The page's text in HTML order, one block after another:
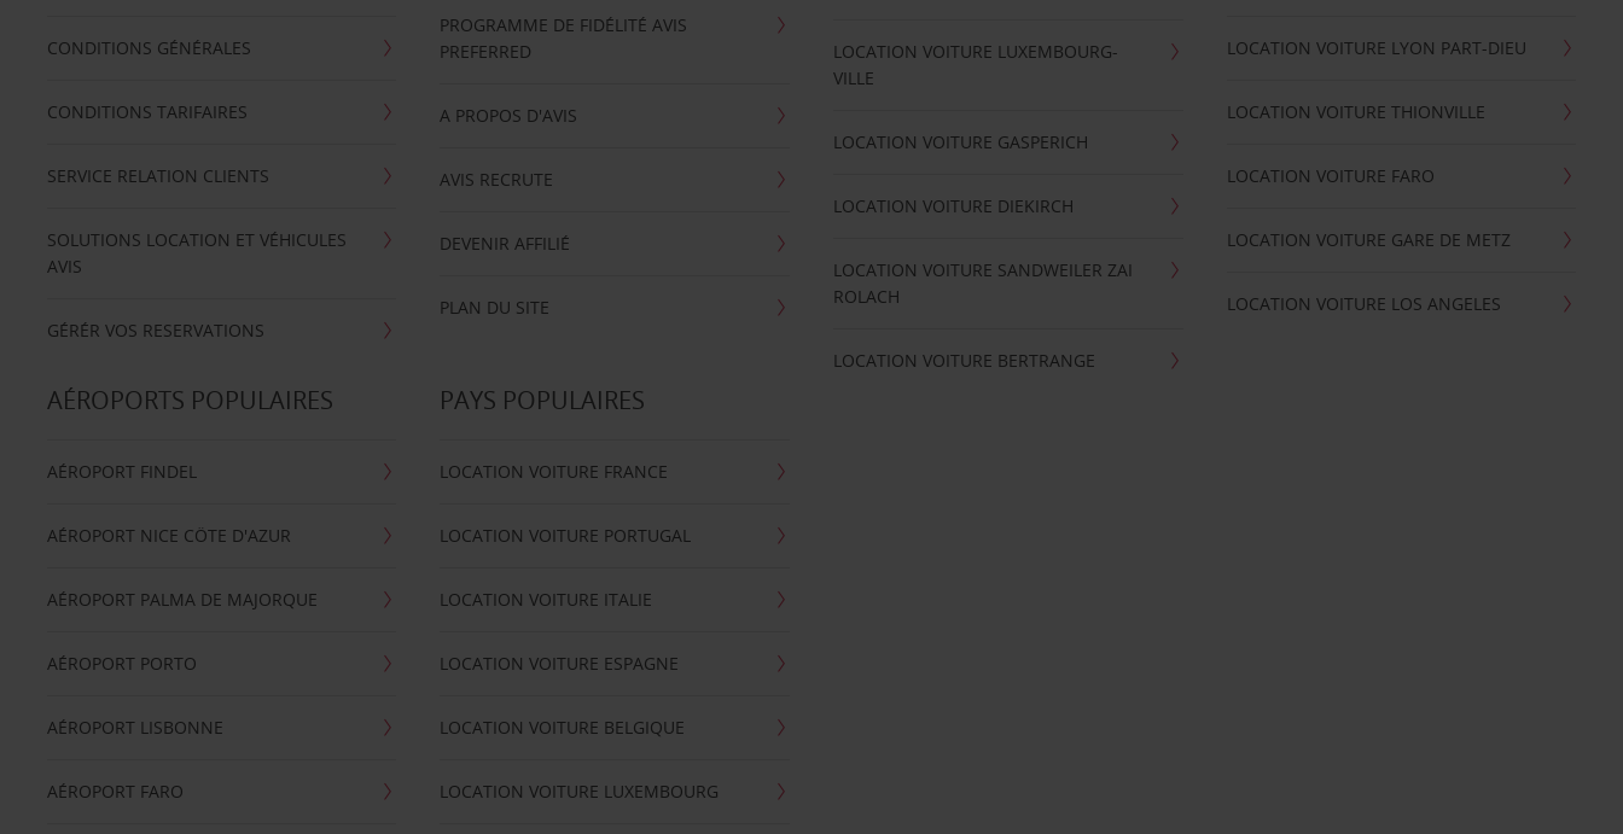
CONDITIONS GÉNÉRALES
CONDITIONS TARIFAIRES
SERVICE RELATION CLIENTS
SOLUTIONS LOCATION ET VÉHICULES
AVIS
GÉRÉR VOS RESERVATIONS
PROGRAMME DE FIDÉLITÉ AVIS
PREFERRED
A PROPOS D'AVIS
AVIS RECRUTE
DEVENIR AFFILIÉ
PLAN DU SITE
LOCATION VOITURE LUXEMBOURG-
VILLE
LOCATION VOITURE GASPERICH
LOCATION VOITURE DIEKIRCH
LOCATION VOITURE SANDWEILER ZAI
ROLACH
LOCATION VOITURE BERTRANGE
LOCATION VOITURE LYON PART-DIEU
LOCATION VOITURE THIONVILLE
LOCATION VOITURE FARO
LOCATION VOITURE GARE DE METZ
LOCATION VOITURE LOS ANGELES
AÉROPORTS POPULAIRES
AÉROPORT FINDEL
AÉROPORT NICE CÖTE D'AZUR
AÉROPORT PALMA DE MAJORQUE
AÉROPORT PORTO
AÉROPORT LISBONNE
AÉROPORT FARO
PAYS POPULAIRES
LOCATION VOITURE FRANCE
LOCATION VOITURE PORTUGAL
LOCATION VOITURE ITALIE
LOCATION VOITURE ESPAGNE
LOCATION VOITURE BELGIQUE
LOCATION VOITURE LUXEMBOURG